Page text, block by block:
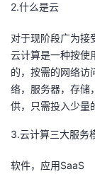
2.什么是云
对于现阶段广为接
云计算是一种按使
的，按需的网络访
络，服务器，存储
供，只需投入少量
3.云计算三大服务
软件，应用SaaS